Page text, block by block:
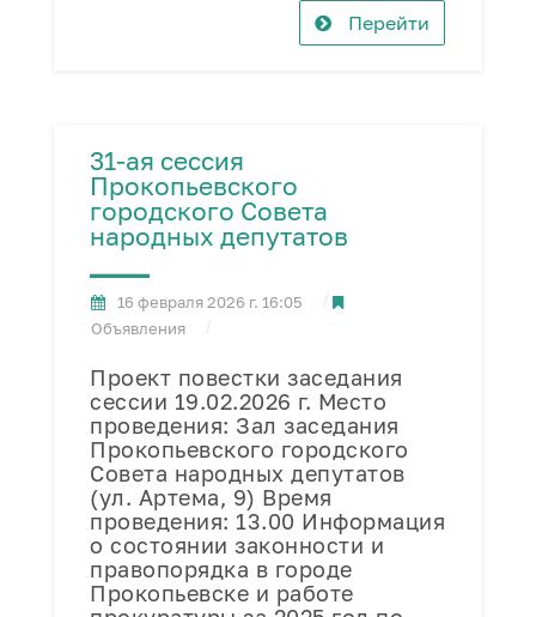
Перейти
31-ая сессия
Прокопьевского
городского Совета
народных депутатов
16 февраля 2026 г. 16:05
Объявления
Проект повестки заседания
сессии 19.02.2026 г. Место
проведения: Зал заседания
Прокопьевского городского
Совета народных депутатов
(ул. Артема, 9) Время
проведения: 13.00 Информация
о состоянии законности и
правопорядка в городе
Прокопьевске и работе